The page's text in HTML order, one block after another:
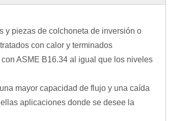
y piezas de colchoneta de inversión o
con calor y terminados
ASME B16.34 al igual que los niveles
mayor capacidad de flujo y una caída
aplicaciones donde se desee la